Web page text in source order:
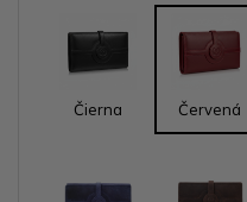
Čierna Červená